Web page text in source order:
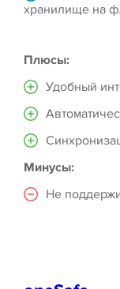
хранилище на
Плюсы:
Удобный
Минусы:
Не